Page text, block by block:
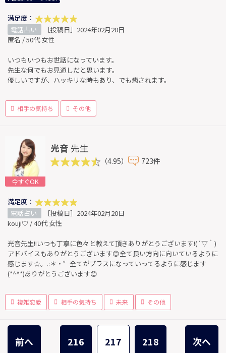
満足度：
電話占い
［投稿日］2024年02月20日
匿名 / 50代 女性
いつもいつもお世話になっています。
先生な何でもお見通しだと思います。
優しいですが、ハッキリな時もあり、でも癒されます。
相手の気持ち その他
今すぐOK
光音 先生
（4.95） 723件
満足度：
電話占い
［投稿日］2024年02月20日
kouji♡ / 40代 女性
光音先生!!いつも丁寧に色々と教えて頂きありがとうございます!(´▽｀)
アドバイスもありがとうございます😊全て良い方向に向いているように
感じます☆。.:＊・゜全てがプラスになっていってるように感じます
(*^^*)ありがとうございます😊
複雑恋愛 相手の気持ち 未来 その他
前へ 216 217 218 次へ